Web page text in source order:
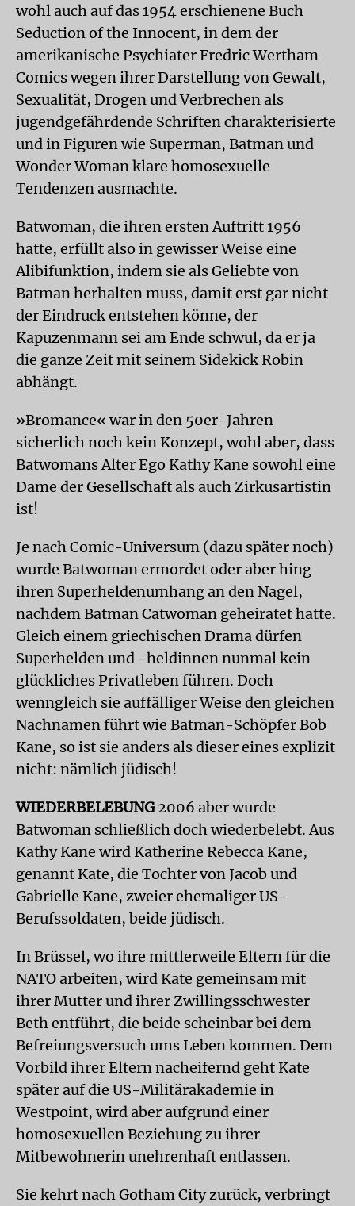
wohl auch auf das 1954 erschienene Buch
Seduction of the Innocent, in dem der
amerikanische Psychiater Fredric Wertham
Comics wegen ihrer Darstellung von Gewalt,
Sexualität, Drogen und Verbrechen als
jugendgefährdende Schriften charakterisierte
und in Figuren wie Superman, Batman und
Wonder Woman klare homosexuelle
Tendenzen ausmachte.
Batwoman, die ihren ersten Auftritt 1956
hatte, erfüllt also in gewisser Weise eine
Alibifunktion, indem sie als Geliebte von
Batman herhalten muss, damit erst gar nicht
der Eindruck entstehen könne, der
Kapuzenmann sei am Ende schwul, da er ja
die ganze Zeit mit seinem Sidekick Robin
abhängt.
»Bromance« war in den 50er-Jahren
sicherlich noch kein Konzept, wohl aber, dass
Batwomans Alter Ego Kathy Kane sowohl eine
Dame der Gesellschaft als auch Zirkusartistin
ist!
Je nach Comic-Universum (dazu später noch)
wurde Batwoman ermordet oder aber hing
ihren Superheldenumhang an den Nagel,
nachdem Batman Catwoman geheiratet hatte.
Gleich einem griechischen Drama dürfen
Superhelden und -heldinnen nunmal kein
glückliches Privatleben führen. Doch
wenngleich sie auffälliger Weise den gleichen
Nachnamen führt wie Batman-Schöpfer Bob
Kane, so ist sie anders als dieser eines explizit
nicht: nämlich jüdisch!
WIEDERBELEBUNG2006 aber wurde
Batwoman schließlich doch wiederbelebt. Aus
Kathy Kane wird Katherine Rebecca Kane,
genannt Kate, die Tochter von Jacob und
Gabrielle Kane, zweier ehemaliger US-
Berufssoldaten, beide jüdisch.
In Brüssel, wo ihre mittlerweile Eltern für die
NATO arbeiten, wird Kate gemeinsam mit
ihrer Mutter und ihrer Zwillingsschwester
Beth entführt, die beide scheinbar bei dem
Befreiungsversuch ums Leben kommen. Dem
Vorbild ihrer Eltern nacheifernd geht Kate
später auf die US-Militärakademie in
Westpoint, wird aber aufgrund einer
homosexuellen Beziehung zu ihrer
Mitbewohnerin unehrenhaft entlassen.
Sie kehrt nach Gotham City zurück, verbringt